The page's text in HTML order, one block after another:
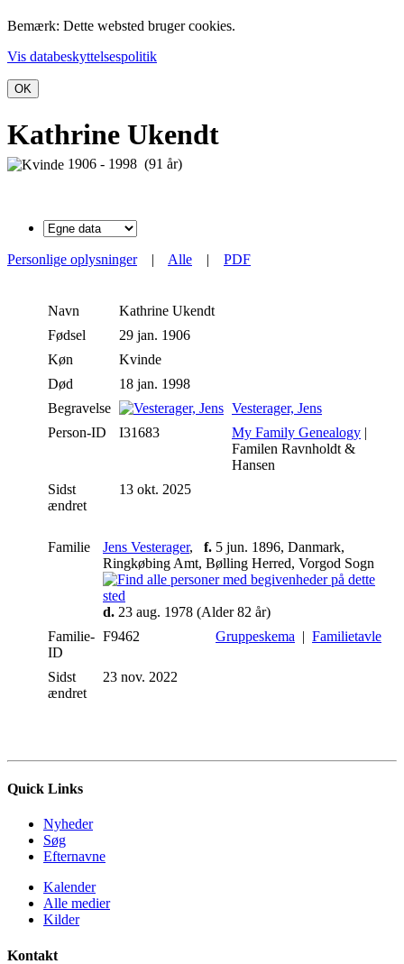
Bemærk: Dette websted bruger cookies.
Vis databeskyttelsespolitik
OK
Kathrine Ukendt
1906 - 1998 (91 år)
Personlige oplysninger| Alle | PDF
Navn Kathrine Ukendt
Fødsel
29 jan. 1906
Køn
Kvinde
Død
18 jan. 1998
Begravelse
Vesterager, Jens
Person-ID
I31683 My Family Genealogy |
Familen Ravnholdt &
Hansen
Sidst
ændret
13 okt. 2025
Familie Jens Vesterager, f. 5 jun. 1896, Danmark,
Ringkøbing Amt, Bølling Herred, Vorgod Sogn
d. 23 aug. 1978 (Alder 82 år)
Familie-
ID
F9462 Gruppeskema | Familietavle
Sidst
ændret
23 nov. 2022
Quick Links
Nyheder
Søg
Efternavne
Kalender
Alle medier
Kilder
Kontakt